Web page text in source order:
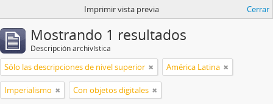
Imprimir vista previa Cerrar
Mostrando 1 resultados
Descripción archivística
Sólo las descripciones de nivel superior América Latina
Imperialismo Con objetos digitales